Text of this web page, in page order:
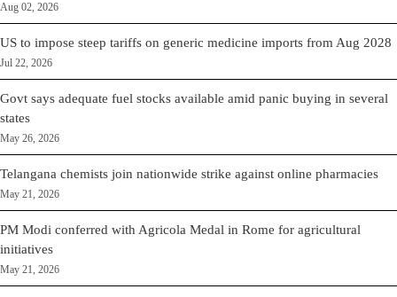
Aug 02, 2026
US to impose steep tariffs on generic medicine imports from Aug 2028
Jul 22, 2026
Govt says adequate fuel stocks available amid panic buying in several
states
May 26, 2026
Telangana chemists join nationwide strike against online pharmacies
May 21, 2026
PM Modi conferred with Agricola Medal in Rome for agricultural
initiatives
May 21, 2026